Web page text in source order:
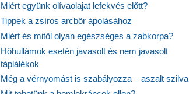
Miért együnk olívaolajat lefekvés előtt?
Tippek a zsíros arcbőr ápolásához
Miért és mitől olyan egészséges a zabkorpa?
Hőhullámok esetén javasolt és nem javasolt
táplálékok
Még a vérnyomást is szabályozza – aszalt szilva